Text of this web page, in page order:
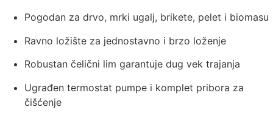
Pogodan za drvo, mrki ugalj, brikete, pelet i biomasu
Ravno ložište za jednostavno i brzo loženje
Robustan čelični lim garantuje dug vek trajanja
Ugrađen termostat pumpe i komplet pribora za
čišćenje